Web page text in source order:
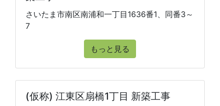
さいたま市南区南浦和一丁目1636番1、同番3～
7
もっと見る
(仮称) 江東区扇橋1丁目 新築工事